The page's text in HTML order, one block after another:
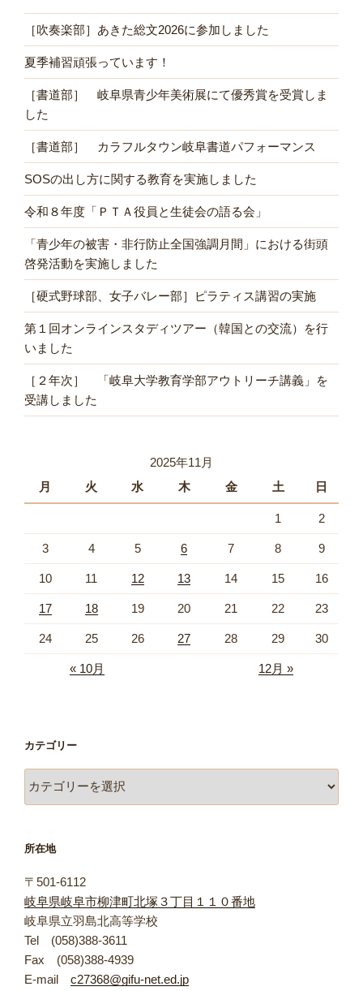
［吹奏楽部］あきた総文2026に参加しました
夏季補習頑張っています！
［書道部］ 岐阜県青少年美術展にて優秀賞を受賞しま
した
［書道部］ カラフルタウン岐阜書道パフォーマンス
SOSの出し方に関する教育を実施しました
令和８年度「ＰＴＡ役員と生徒会の語る会」
「青少年の被害・非行防止全国強調月間」における街頭
啓発活動を実施しました
［硬式野球部、女子バレー部］ピラティス講習の実施
第１回オンラインスタディツアー（韓国との交流）を行
いました
［２年次］ 「岐阜大学教育学部アウトリーチ講義」を
受講しました
2025年11月
月
火 水 木 金 土 日
1 2
3 4 5 6 7 8 9
10 11 12 13 14 15 16
17 18 19 20 21 22 23
24 25 26 27 28 29 30
« 10月 12月 »
カテゴリー
テ
ー
所在地
〒501-6112
岐阜県岐阜市柳津町北塚３丁目１１０番地
岐阜県立羽島北高等学校
Tel (058)388-3611
Fax (058)388-4939
E-mail c27368@gifu-net.ed.jp